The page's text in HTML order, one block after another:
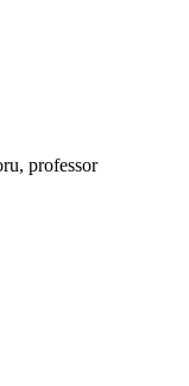
professor